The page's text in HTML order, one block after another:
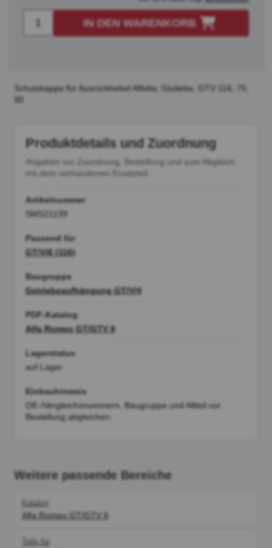
IN DEN WARENKORB
Schutzkappe für Ausrückhebel Alfetta, Giulietta, GTV 116, 75,
90
Produktdetails und Zuordnung
Angaben zur Zuordnung, Bestellung und zum Abgleich
mit dem vorhandenen Ersatzteil.
Artikelnummer
SMS21139
Passend für
GT/V/6 (116)
Baugruppe
Getriebeaufhängung GT/V/4
PDF-Katalog
Alfa Romeo GT/GTV 6
Lagerstatus
auf Lager
Einbauhinweis
OE-/Vergleichsnummern, Baugruppe und Altteil vor
Bestellung abgleichen.
Weitere passende Bereiche
Katalog
Alfa Romeo GT/GTV 6
Teile für